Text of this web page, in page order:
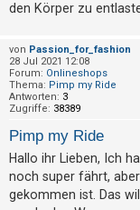
den Körper zu
von Passion_for_fashion
28 Jul 2021 12:08
Forum: Onlineshops
Thema: Pimp my Ride
Antworten: 3
Zugriffe: 38389
Pimp my Ride
Hallo ihr Lieben, Ich
noch super fährt,
gekommen ist. Das